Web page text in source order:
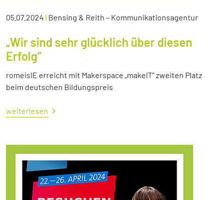
05.07.2024 | Bensing & Reith – Kommunikationsagentur
„Wir sind sehr glücklich über diesen
Erfolg“
romeisIE erreicht mit Makerspace „makeIT“ zweiten Platz
beim deutschen Bildungspreis
weiterlesen